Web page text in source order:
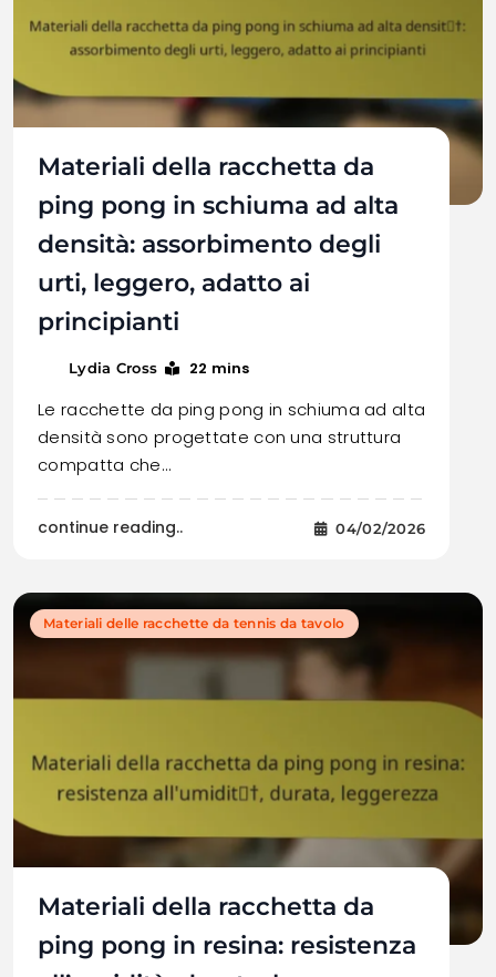
Materiali della racchetta da
ping pong in schiuma ad alta
densità: assorbimento degli
urti, leggero, adatto ai
principianti
Lydia Cross 22 mins
Le racchette da ping pong in schiuma ad alta
densità sono progettate con una struttura
compatta che…
continue reading.. 04/02/2026
Materiali delle racchette da tennis da tavolo
Materiali della racchetta da
ping pong in resina: resistenza